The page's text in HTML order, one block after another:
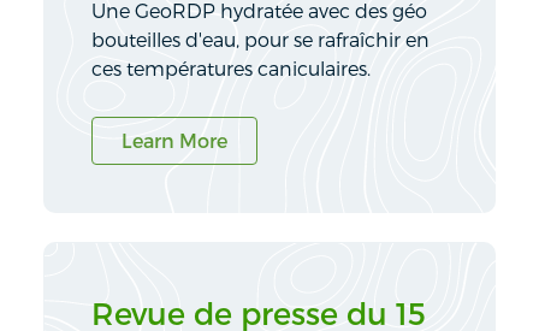
Une GeoRDP hydratée avec des géo
bouteilles d'eau, pour se rafraîchir en
ces températures caniculaires.
Learn More
Revue de presse du 15